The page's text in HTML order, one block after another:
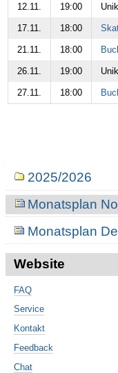
12.11. 19:00
17.11. 18:00
21.11. 18:00
26.11. 19:00
27.11. 18:00
Navigation2025/2026
Monatsplan
Monatsplan
Website
FAQ
Service
Kontakt
Feedback
Chat